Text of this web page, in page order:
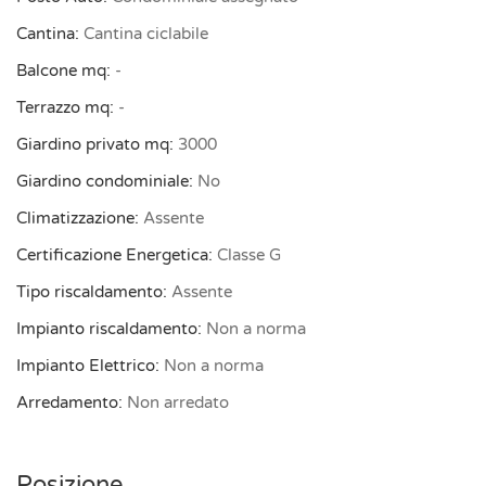
una stima più puntuale non esitare a contattarci allo
0514399031 Hai un immobile da vendere o affittare? Se ce
lo affidi ti regaliamo l’Attestato di Prestazione Energetica:
https://www.bolognare.it/se-ci-affidi-il-tuo-immobile-di-
Cantina: Cantina ciclabile
Balcone mq: -
Terrazzo mq: -
Giardino privato mq: 3000
Giardino condominiale: No
Climatizzazione: Assente
Certificazione Energetica: Classe G
Tipo riscaldamento: Assente
Impianto riscaldamento: Non a norma
Impianto Elettrico: Non a norma
Arredamento: Non arredato